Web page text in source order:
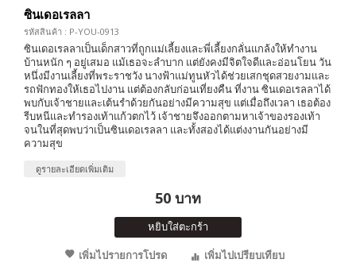
ซินเดอเรลลา
รหัสสินค้า : P-YOU-0913
ซินเดอเรลลาเป็นเด็กสาวที่ถูกแม่เลี้ยงและพี่เลี้ยงกลั่นแกล้งให้ทำงาน
บ้านหนัก ๆ อยู่เสมอ แม้เธอจะลำบาก แต่ยังคงมีจิตใจดีและอ่อนโยน วัน
หนึ่งมีงานเลี้ยงที่พระราชวัง นางฟ้าแม่ทูนหัวได้ช่วยเสกชุดสวยงามและ
รถฟักทองให้เธอไปงาน แต่ต้องกลับก่อนเที่ยงคืน ที่งาน ซินเดอเรลลาได้
พบกับเจ้าชายและเต้นรำด้วยกันอย่างมีความสุข แต่เมื่อถึงเวลา เธอต้อง
รีบหนีและทำรองเท้าแก้วตกไว้ เจ้าชายจึงออกตามหาเจ้าของรองเท้า
จนในที่สุดพบว่าเป็นซินเดอเรลลา และทั้งสองได้แต่งงานกันอย่างมี
ความสุข
ดูรายละเอียดเพิ่มเติม
50 บาท
หยิบใส่ตะกร้า
เพิ่มไปรายการโปรด
เพิ่มไปเปรียบเทียบ